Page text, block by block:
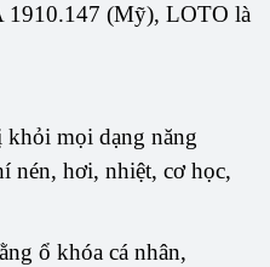
1910.147 (Mỹ), LOTO là
khỏi mọi dạng năng
nén, hơi, nhiệt, cơ học,
ổ khóa cá nhân,